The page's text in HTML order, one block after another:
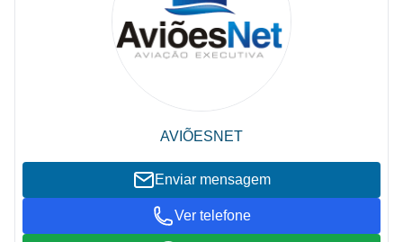
AVIÕESNET
Enviar mensagem
Ver telefone